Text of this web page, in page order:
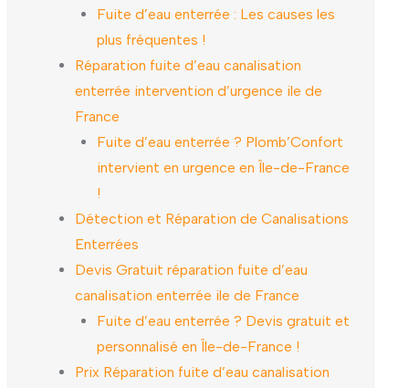
Fuite d’eau enterrée : Les causes les
plus fréquentes !
Réparation fuite d’eau canalisation
enterrée intervention d’urgence ile de
France
Fuite d’eau enterrée ? Plomb’Confort
intervient en urgence en Île-de-France
!
Détection et Réparation de Canalisations
Enterrées
Devis Gratuit réparation fuite d’eau
canalisation enterrée ile de France
Fuite d’eau enterrée ? Devis gratuit et
personnalisé en Île-de-France !
Prix Réparation fuite d’eau canalisation